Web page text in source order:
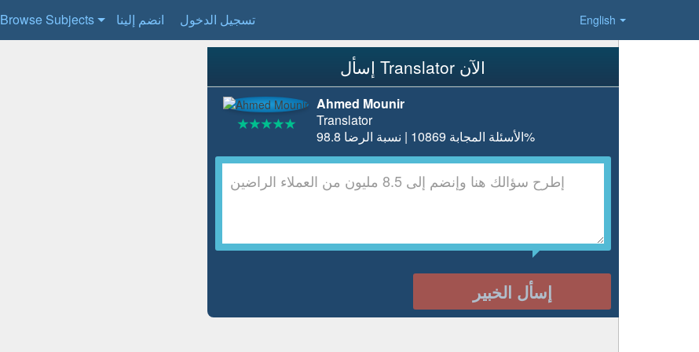
English
Browse Subjects انضم إلينا تسجيل الدخول
إسأل Translator الآن
Ahmed Mounir
Translator
الأسئلة المجابة 10869 | نسبة الرضا 98.8%
إسأل الخبير